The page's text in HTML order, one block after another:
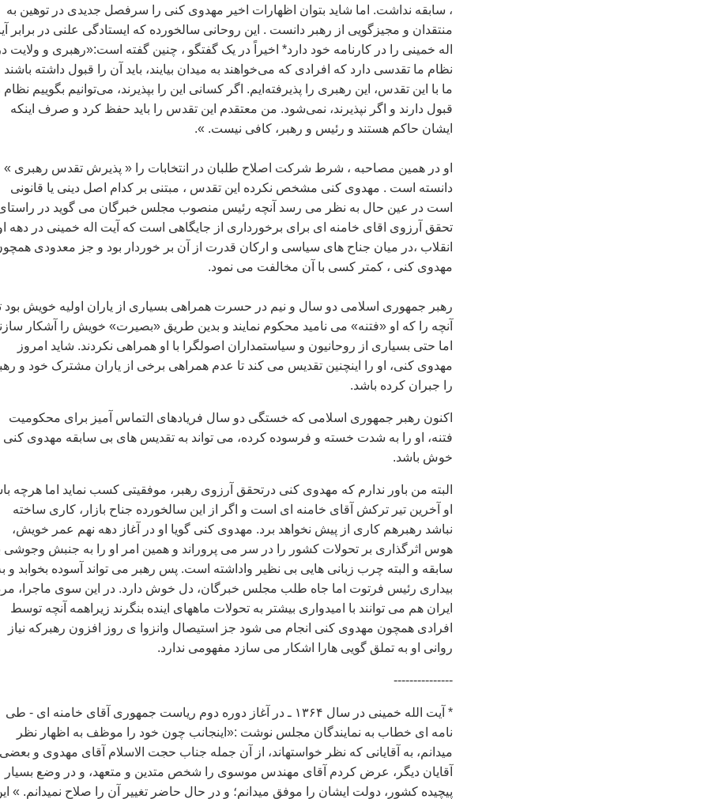
، سابقه نداشت. اما شاید بتوان اظهارات اخیر مهدوی کنی را سرفصل جدیدی در توهین به
منتقدان و مجیزگویی از رهبر دانست . این روحانی سالخورده که ایستادگی علنی در برابر
اله خمینی را در کارنامه خود دارد* اخیراً در یک گفتگو ، چنین گفته است:«رهبری و ولایت در
نظام ما تقدسی دارد که افرادی که می‌خواهند به میدان بیایند، باید آن را قبول داشته باشند
ما با این تقدس، این رهبری را پذیرفته‌ایم. اگر کسانی این را بپذیرند، می‌توانیم بگوییم نظام
قبول دارند و اگر نپذیرند، نمی‌شود. من معتقدم این تقدس را باید حفظ کرد و صرف اینکه
ایشان حاکم هستند و رئیس و رهبر، کافی نیست. ».
او در همین مصاحبه ، شرط شرکت اصلاح طلبان در انتخابات را « پذیرش تقدس رهبری »
دانسته است . مهدوی کنی مشخص نکرده این تقدس ، مبتنی بر کدام اصل دینی یا قانونی
است در عین حال به نظر می رسد آنچه رئیس منصوب مجلس خبرگان می گوید در
تحقق آرزوی اقای خامنه ای برای برخورداری از جایگاهی است که آیت اله خمینی در دهه
انقلاب ،در میان جناح های سیاسی و ارکان قدرت از آن بر خوردار بود و جز معدودی
مهدوی کنی ، کمتر کسی با آن مخالفت می نمود.
رهبر جمهوری اسلامی دو سال و نیم در حسرت همراهی بسیاری از یاران اولیه خویش بود
آنچه را که او «فتنه» می نامید محکوم نمایند و بدین طریق «بصیرت»‌ خویش را آشکار
اما حتی بسیاری از روحانیون و سیاستمداران اصولگرا با او همراهی نکردند. شاید امروز
مهدوی کنی، او را اینچنین تقدیس می کند تا عدم همراهی برخی از یاران مشترک خود و
را جبران کرده باشد.
اکنون رهبر جمهوری اسلامی که خستگی دو سال فریادهای التماس آمیز برای محکومیت
فتنه، او را به شدت خسته و فرسوده کرده، می تواند به تقدیس های بی سابقه مهدوی
خوش باشد.
البته من باور ندارم که مهدوی کنی درتحقق آرزوی رهبر، موفقیتی کسب نماید اما هرچه
او آخرین تیر ترکش آقای خامنه ای است و اگر از این سالخورده جناح بازار، کاری ساخته
نباشد رهبرهم کاری از پیش نخواهد برد. مهدوی کنی گویا او در آغاز دهه نهم عمر خویش،
هوس اثرگذاری بر تحولات کشور را در سر می پروراند و همین امر او را به جنبش وجوشی
سابقه و البته چرب زبانی هایی بی نظیر واداشته است. پس رهبر می تواند آسوده بخوابد و
بیداری رئیس فرتوت اما جاه طلب مجلس خبرگان، دل خوش دارد. در این سوی ماجرا،
ایران هم می توانند با امیدواری بیشتر به تحولات ماههای اینده بنگرند زیراهمه آنچه توسط
افرادی همچون مهدوی کنی انجام می شود جز استیصال وانزوا ی روز افزون رهبرکه نیاز
روانی او به تملق گویی هارا اشکار می سازد مفهومی ندارد.
-‫--------------‬
* آيت الله خمينی در سال ۱۳۶۴ ـ در آغاز دوره دوم رياست جمهوری آقای خامنه ای - طی
نامه ای خطاب به نمايندگان مجلس نوشت :«اينجانب چون خود را موظف به اظهار نظر
می‏دانم، به آقايانی که نظر خواسته‏اند، از آن جمله جناب حجت الاسلام آقای مهدوی و بعضی
آقايان ديگر، عرض کردم آقای مهندس موسوی را شخص متدين و متعهد، و در وضع بسيار
پيچيده کشور، دولت ايشان را موفق می‏دانم؛ و در حال حاضر تغيير آن را صلاح نمی‏دانم. »